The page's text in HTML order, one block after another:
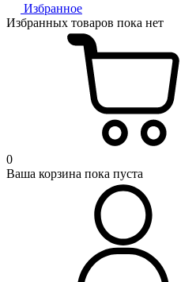
Избранное
Избранных товаров пока нет
0
Ваша корзина пока пуста